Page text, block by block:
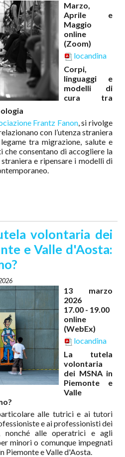
Marzo,
Aprile e
Maggio
online
(Zoom)
locandina
Corpi,
linguaggi e
modelli di
cura tra
Frantz Fanon, si rivolge
con l’utenza straniera
tra migrazione, salute e
che consentano di accogliere la
e ripensare i modelli di
volontaria dei
e Valle d'Aosta:
13 marzo
2026
17.00 - 19.00
online
(WebEx)
locandina
La tutela
volontaria
dei MSNA in
Piemonte e
Valle
alle tutrici e ai tutori
e ai professionisti dei
nonché alle operatrici e agli
minori o comunque impegnati
Piemonte e Valle d'Aosta.